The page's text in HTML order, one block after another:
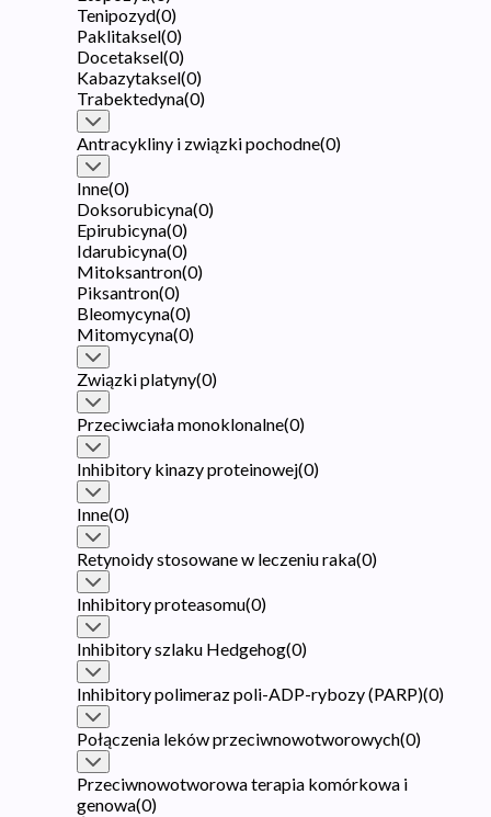
Tenipozyd(0)
Paklitaksel(0)
Docetaksel(0)
Kabazytaksel(0)
Trabektedyna(0)
Antracykliny i związki pochodne(0)
Inne(0)
Doksorubicyna(0)
Epirubicyna(0)
Idarubicyna(0)
Mitoksantron(0)
Piksantron(0)
Bleomycyna(0)
Mitomycyna(0)
Związki platyny(0)
Przeciwciała monoklonalne(0)
Inhibitory kinazy proteinowej(0)
Inne(0)
Retynoidy stosowane w leczeniu raka(0)
Inhibitory proteasomu(0)
Inhibitory szlaku Hedgehog(0)
Inhibitory polimeraz poli-ADP-rybozy (PARP)(0)
Połączenia leków przeciwnowotworowych(0)
Przeciwnowotworowa terapia komórkowa i
genowa(0)